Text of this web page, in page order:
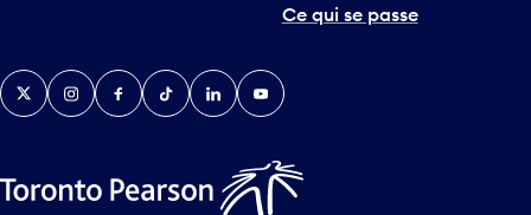
Ce qui se passe
TwitterInstagramFacebook
TikTokLinkedInYouTube